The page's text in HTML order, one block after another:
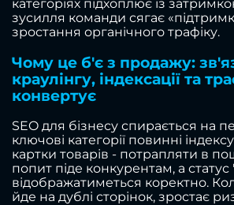
категоріях підхоплює із
зусилля команди сягає
зростання органічного трафіку.
Чому це б'є з продажу:
краулінгу, індексації та
конвертує
SEO для бізнесу спирається на
ключові категорії повинні
картки товарів - потрапляти в
попит піде конкурентам, а статус
відображатиметься коректно.
йде на дублі сторінок, зростає